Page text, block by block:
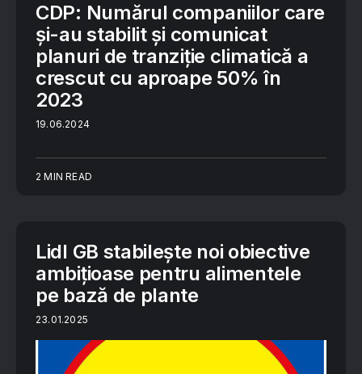
CDP: Numărul companiilor care
și-au stabilit și comunicat
planuri de tranziție climatică a
crescut cu aproape 50% în
2023
19.06.2024
2 MIN READ
Lidl GB stabilește noi obiective
ambițioase pentru alimentele
pe bază de plante
23.01.2025